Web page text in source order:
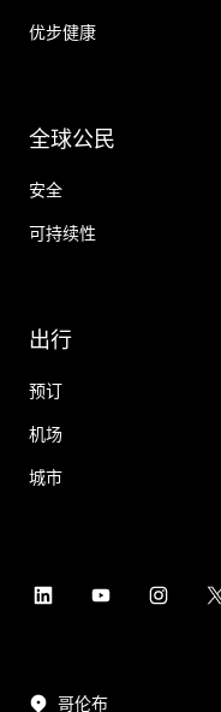
优步健康
全球公民
安全
可持续性
出行
预订
机场
城市
哥伦布